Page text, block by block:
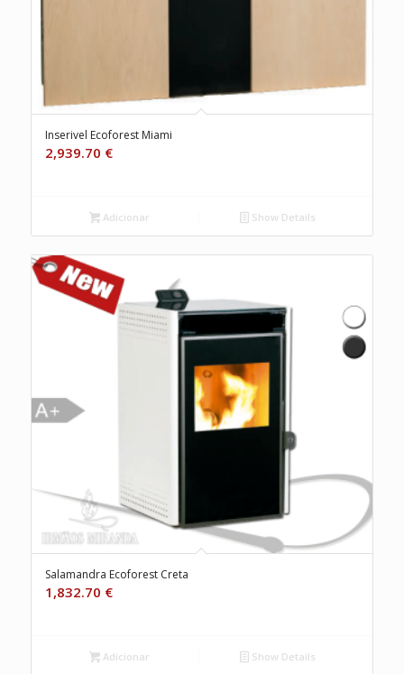
Inserivel Ecoforest Miami
2,939.70 €
Adicionar Show Details
Salamandra Ecoforest Creta
1,832.70 €
Adicionar Show Details